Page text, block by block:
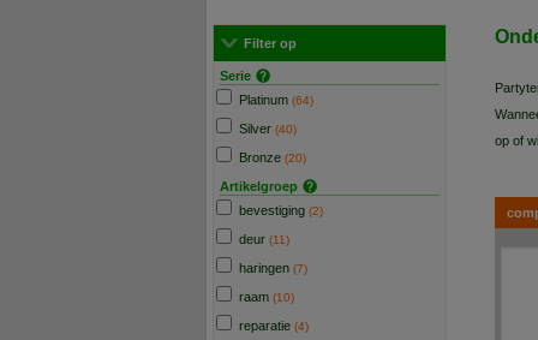
Filter op
Serie
Platinum (64)
Silver (40)
Bronze (20)
Artikelgroep
bevestiging (2)
deur (11)
haringen (7)
raam (10)
reparatie (4)
op of